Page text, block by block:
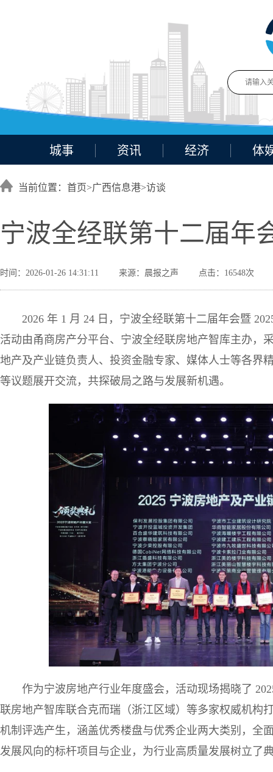
城事 资讯 经济 体
当前位置：首页>广西信息港>访谈
宁波全经联第十二届年
时间：2026-01-26 14:31:11 来源：晨报之声 点击：16548次
2026 年 1 月 24 日，宁波全经联第十二届年会暨
活动由甬商房产分平台、宁波全经联房地产智库主办，
地产及产业链负责人、投资金融专家、媒体人士等各界
等议题展开交流，共探破局之路与发展新机遇。
作为宁波房地产行业年度盛会，活动现场揭晓了
联房地产智库联合克而瑞（浙江区域）等多家权威机构
机制评选产生，涵盖优秀楼盘与优秀企业两大类别，全
发展风向的标杆项目与企业，为行业高质量发展树立了